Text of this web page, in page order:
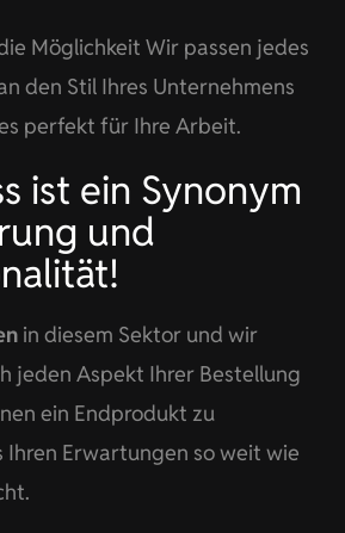
Möglichkeit Wir passen jedes
den Stil Ihres Unternehmens
perfekt für Ihre Arbeit.
ist ein Synonym
und
in diesem Sektor und wir
jeden Aspekt Ihrer Bestellung
ein Endprodukt zu
Ihren Erwartungen so weit wie